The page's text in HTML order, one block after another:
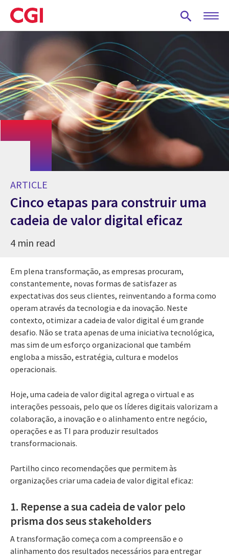
Skip
to
main
content
ARTICLE
Cinco etapas para construir uma
cadeia de valor digital eficaz
4 min read
Em plena transformação, as empresas procuram,
constantemente, novas formas de satisfazer as
expectativas dos seus clientes, reinventando a forma como
operam através da tecnologia e da inovação. Neste
contexto, otimizar a cadeia de valor digital é um grande
desafio. Não se trata apenas de uma iniciativa tecnológica,
mas sim de um esforço organizacional que também
engloba a missão, estratégia, cultura e modelos
operacionais.
Hoje, uma cadeia de valor digital agrega o virtual e as
interações pessoais, pelo que os líderes digitais valorizam a
colaboração, a inovação e o alinhamento entre negócio,
operações e as TI para produzir resultados
transformacionais.
Partilho cinco recomendações que permitem às
organizações criar uma cadeia de valor digital eficaz:
1. Repense a sua cadeia de valor pelo
prisma dos seus stakeholders
A transformação começa com a compreensão e o
alinhamento dos resultados necessários para entregar